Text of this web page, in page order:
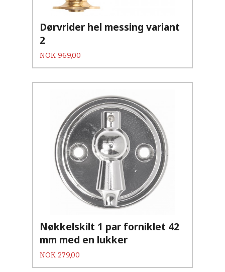
Dørvrider hel messing variant
2
Pris
NOK 969,00
Nøkkelskilt 1 par forniklet 42
mm med en lukker
Pris
NOK 279,00